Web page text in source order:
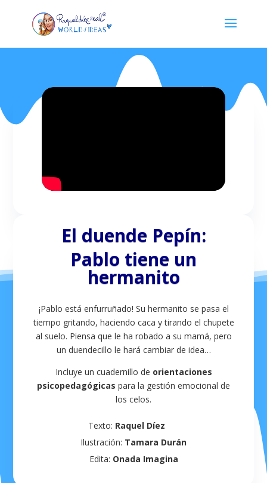
El duende Pepín:
Pablo tiene un
hermanito
¡Pablo está enfurruñado! Su hermanito se pasa el
tiempo gritando, haciendo caca y tirando el chupete
al suelo. Piensa que le ha robado a su mamá, pero
un duendecillo le hará cambiar de idea…
Incluye un cuadernillo de orientaciones
psicopedagógicas para la gestión emocional de
los celos.
Texto: Raquel Díez
Ilustración: Tamara Durán
Edita: Onada Imagina